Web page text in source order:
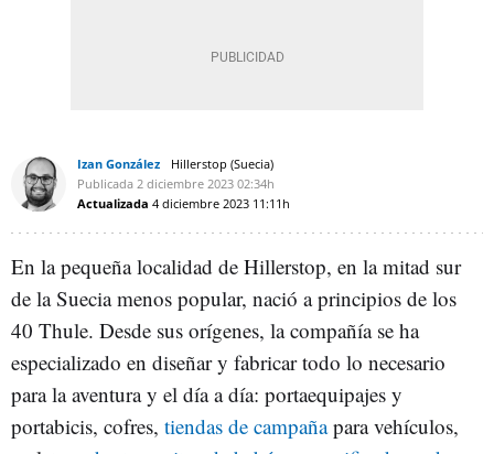
Izan González
Hillerstop (Suecia)
Publicada 2 diciembre 2023 02:34h
Actualizada 4 diciembre 2023 11:11h
En la pequeña localidad de Hillerstop, en la mitad sur
de la Suecia menos popular, nació a principios de los
40 Thule. Desde sus orígenes, la compañía se ha
especializado en diseñar y fabricar todo lo necesario
para la aventura y el día a día: portaequipajes y
portabicis, cofres, tiendas de campañapara vehículos,